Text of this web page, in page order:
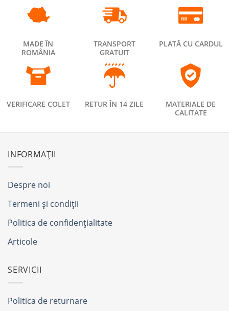
MADE ÎN
ROMÂNIA
TRANSPORT
GRATUIT
PLATĂ CU CARDUL
VERIFICARE COLET RETUR ÎN 14 ZILE
MATERIALE DE
CALITATE
INFORMAȚII
Despre noi
Termeni și condiții
Politica de confidențialitate
Articole
SERVICII
Politica de returnare